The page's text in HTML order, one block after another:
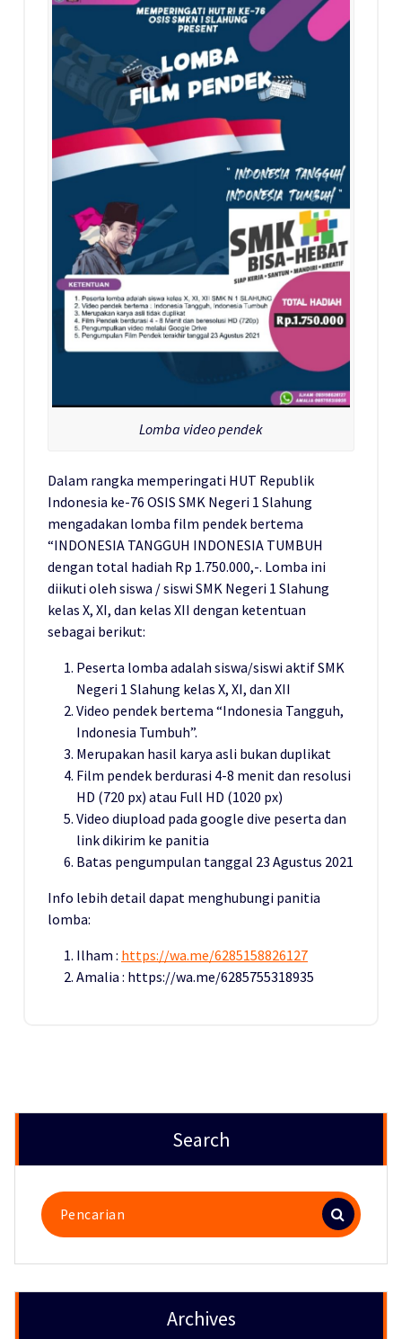
Lomba video pendek
Dalam rangka memperingati HUT Republik
Indonesia ke-76 OSIS SMK Negeri 1 Slahung
mengadakan lomba film pendek bertema
“INDONESIA TANGGUH INDONESIA TUMBUH
dengan total hadiah Rp 1.750.000,-. Lomba ini
diikuti oleh siswa / siswi SMK Negeri 1 Slahung
kelas X, XI, dan kelas XII dengan ketentuan
sebagai berikut:
Peserta lomba adalah siswa/siswi aktif SMK
Negeri 1 Slahung kelas X, XI, dan XII
Video pendek bertema “Indonesia Tangguh,
Indonesia Tumbuh”.
Merupakan hasil karya asli bukan duplikat
Film pendek berdurasi 4-8 menit dan resolusi
HD (720 px) atau Full HD (1020 px)
Video diupload pada google dive peserta dan
link dikirim ke panitia
Batas pengumpulan tanggal 23 Agustus 2021
Info lebih detail dapat menghubungi panitia
lomba:
Ilham : https://wa.me/6285158826127
Amalia : https://wa.me/6285755318935
Search
Pencarian
untuk:
Archives